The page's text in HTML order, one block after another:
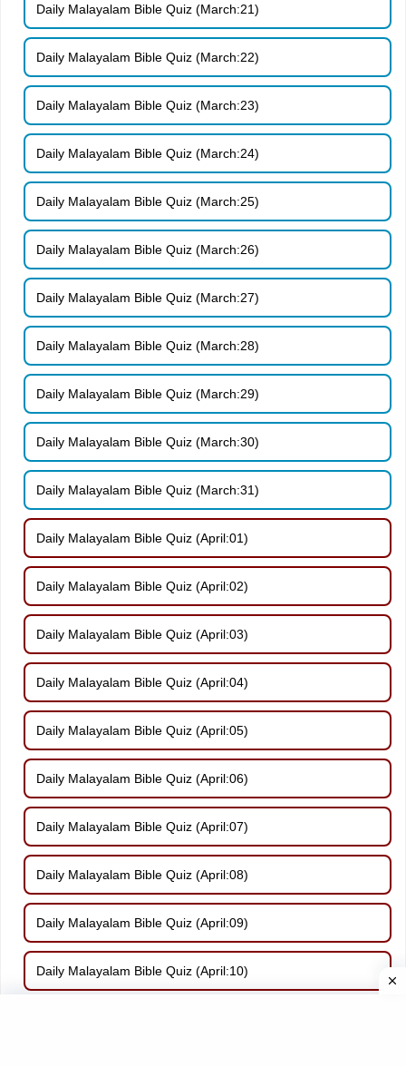
Daily Malayalam Bible Quiz (March:21)
Daily Malayalam Bible Quiz (March:22)
Daily Malayalam Bible Quiz (March:23)
Daily Malayalam Bible Quiz (March:24)
Daily Malayalam Bible Quiz (March:25)
Daily Malayalam Bible Quiz (March:26)
Daily Malayalam Bible Quiz (March:27)
Daily Malayalam Bible Quiz (March:28)
Daily Malayalam Bible Quiz (March:29)
Daily Malayalam Bible Quiz (March:30)
Daily Malayalam Bible Quiz (March:31)
Daily Malayalam Bible Quiz (April:01)
Daily Malayalam Bible Quiz (April:02)
Daily Malayalam Bible Quiz (April:03)
Daily Malayalam Bible Quiz (April:04)
Daily Malayalam Bible Quiz (April:05)
Daily Malayalam Bible Quiz (April:06)
Daily Malayalam Bible Quiz (April:07)
Daily Malayalam Bible Quiz (April:08)
Daily Malayalam Bible Quiz (April:09)
Daily Malayalam Bible Quiz (April:10)